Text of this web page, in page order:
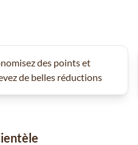
des points et
de belles réductions